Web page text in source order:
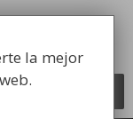
industrial
la mejor